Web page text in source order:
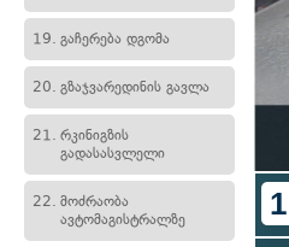
19. გაჩერება დგომა
20. გზაჯვარედინის გავლა
21. რკინიგზის
გადასასვლელი
22. მოძრაობა
ავტომაგისტრალზე
1